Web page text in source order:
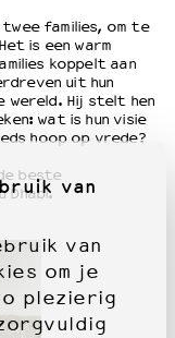
van
van
om je
plezierig
families, om te
is een warm
koppelt aan
uit hun
wereld. Hij stelt hen
wat is hun visie
hoop op vrede?
beste
Dhabi.